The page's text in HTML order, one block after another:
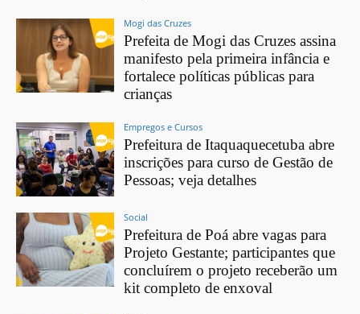
Mogi das Cruzes
Prefeita de Mogi das Cruzes assina
manifesto pela primeira infância e
fortalece políticas públicas para
crianças
Empregos e Cursos
Prefeitura de Itaquaquecetuba abre
inscrições para curso de Gestão de
Pessoas; veja detalhes
Social
Prefeitura de Poá abre vagas para
Projeto Gestante; participantes que
concluírem o projeto receberão um
kit completo de enxoval